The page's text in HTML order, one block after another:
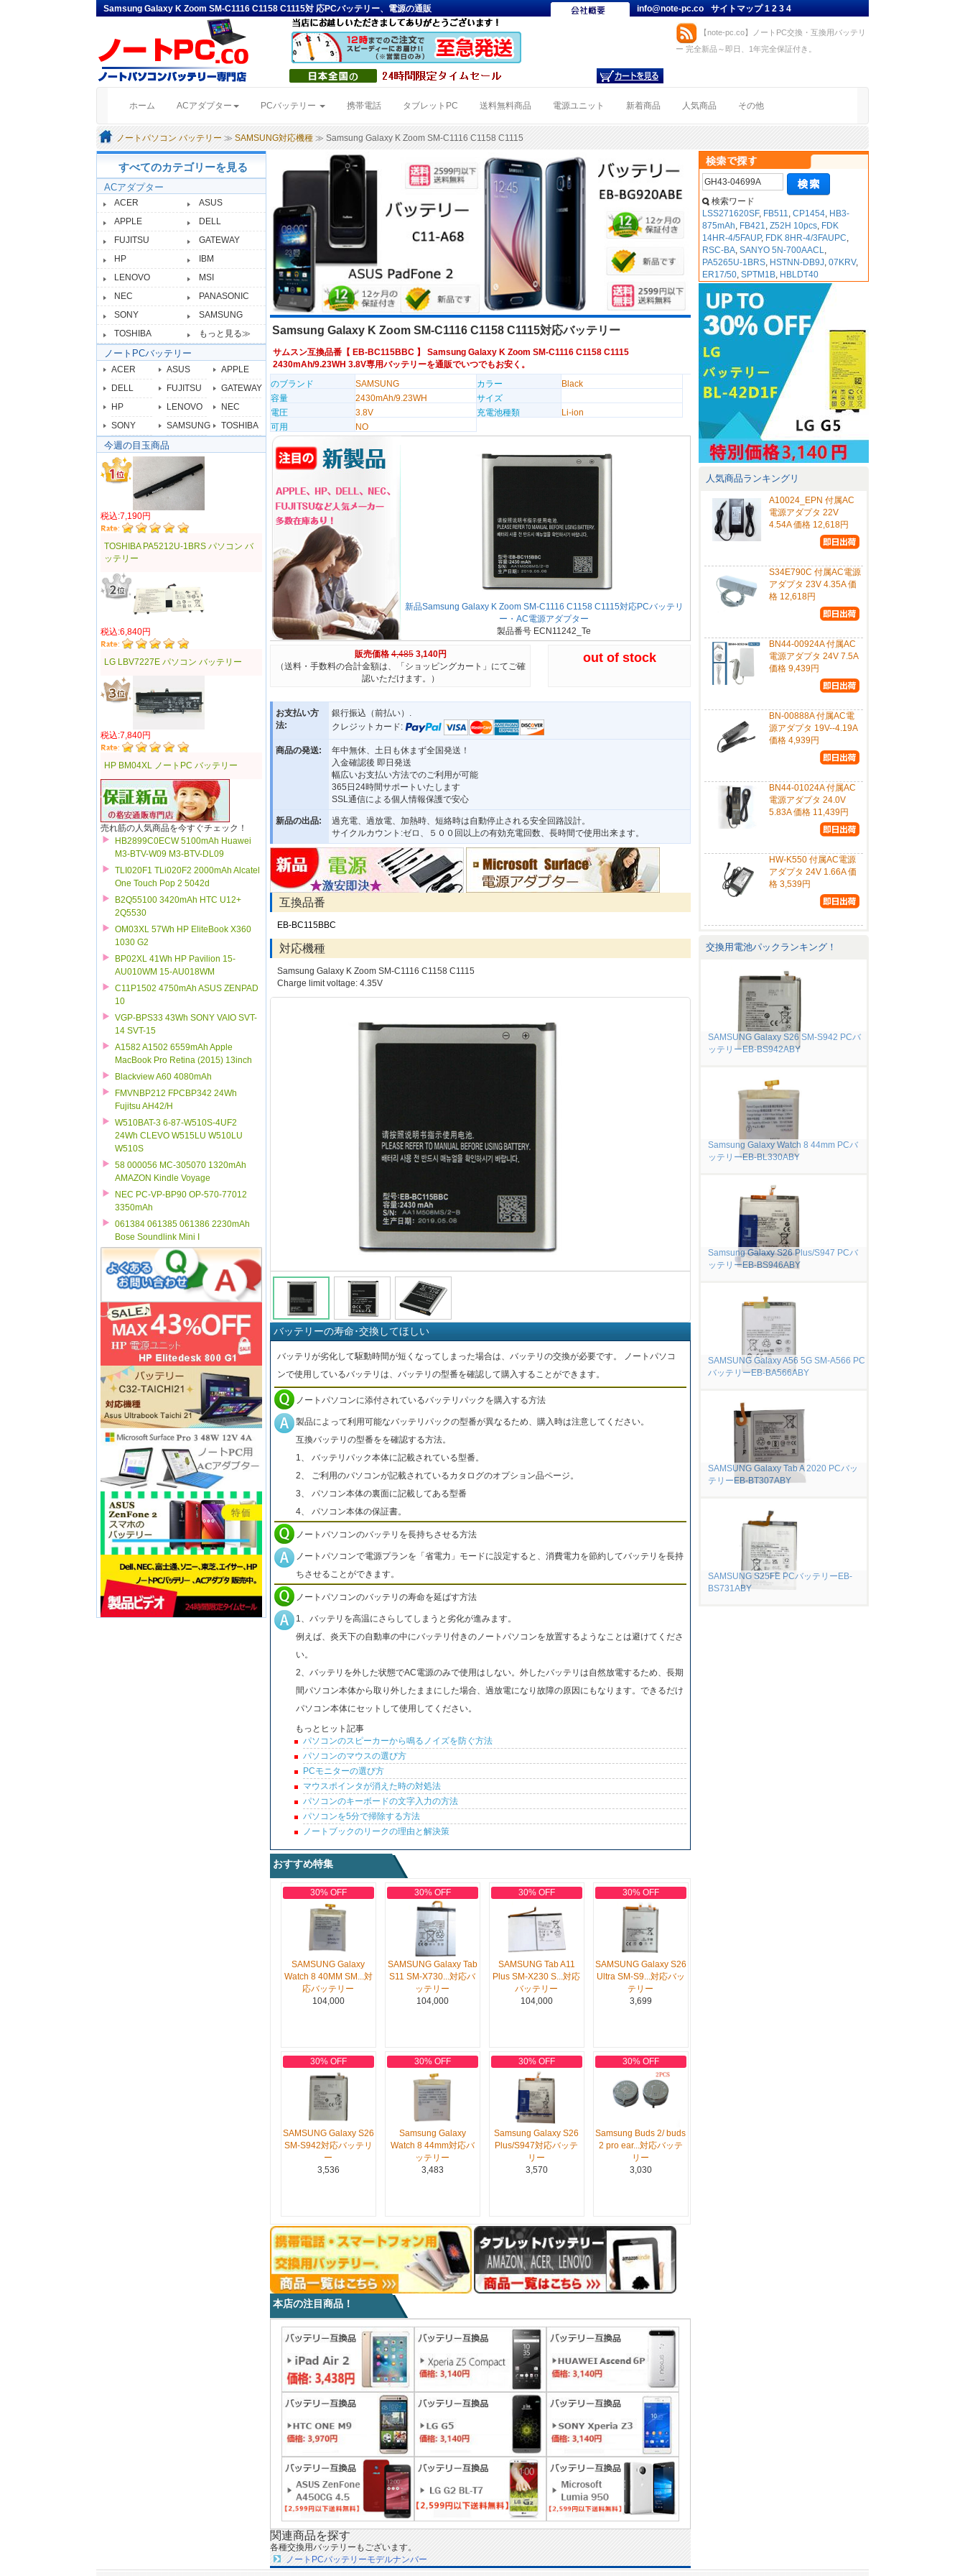
Samsung Galaxy K Zoom SM-C1116 C1158 C1115対 応PCバッテリー、電源の通販 info@note-pc.co サイトマップ1234
【note-pc.co】ノートPC交換・互換用バッテリ
ー 完全新品～即日、1年完全保証付き。
ホーム (current)ACアダプター PCバッテリー 携帯電話 タブレットPC 送料無料商品 電源ユニット 新着商品 人気商品 その他
ノートパソコン バッテリー ≫SAMSUNG対応機種 ≫ Samsung Galaxy K Zoom SM-C1116 C1158 C1115
すべてのカテゴリーを見る
ACアダプター
ACER
ASUS
APPLE
DELL
FUJITSU
GATEWAY
HP
IBM
LENOVO
MSI
NEC
PANASONIC
SONY
SAMSUNG
TOSHIBA
もっと見る≫
ノートPCバッテリー
ACER ASUS
APPLE
DELL
FUJITSU
GATEWAY
HP
LENOVO
NEC
SONY
SAMSUNG TOSHIBA
今週の目玉商品
税込:7,190円
TOSHIBA PA5212U-1BRS パソコン バ
ッテリー
税込:6,840円
LG LBV7227E パソコン バッテリー
税込:7,840円
HP BM04XL ノートPC バッテリー
売れ筋の人気商品を今すぐチェック！
HB2899C0ECW 5100mAh Huawei
M3-BTV-W09 M3-BTV-DL09
TLI020F1 TLi020F2 2000mAh Alcatel
One Touch Pop 2 5042d
B2Q55100 3420mAh HTC U12+
2Q5530
OM03XL 57Wh HP EliteBook X360
1030 G2
BP02XL 41Wh HP Pavilion 15-
AU010WM 15-AU018WM
C11P1502 4750mAh ASUS ZENPAD
10
VGP-BPS33 43Wh SONY VAIO SVT-
14 SVT-15
A1582 A1502 6559mAh Apple
MacBook Pro Retina (2015) 13inch
Blackview A60 4080mAh
FMVNBP212 FPCBP342 24Wh
Fujitsu AH42/H
W510BAT-3 6-87-W510S-4UF2
24Wh CLEVO W515LU W510LU
W510S
58 000056 MC-305070 1320mAh
AMAZON Kindle Voyage
NEC PC-VP-BP90 OP-570-77012
3350mAh
061384 061385 061386 2230mAh
Bose Soundlink Mini I
Samsung Galaxy K Zoom SM-C1116 C1158 C1115対応バッテリー
サムスン互換品番【 EB-BC115BBC】 Samsung Galaxy K Zoom SM-C1116 C1158 C1115
2430mAh/9.23WH 3.8V専用バッテリーを通販でいつでもお安く。
のブランド
SAMSUNG カラー
Black
容量
2430mAh/9.23WH
サイズ
電圧
3.8V 充電池種類
Li-ion
可用
NO
新品Samsung Galaxy K Zoom SM-C1116 C1158 C1115対応PCバッテリ
ー・AC電源アダプター
製品番号 ECN11242_Te
販売価格 4,485 3,140円
（送料・手数料の合計金額は、「ショッピングカート」にてご確
認いただけます。）
out of stock
お支払い方
法:
銀行振込（前払い）.
クレジットカード:
商品の発送:
年中無休、土日も休まず全国発送！
入金確認後 即日発送
幅広いお支払い方法でのご利用が可能
365日24時間サポートいたします
SSL通信による個人情報保護で安心
新品の出品:
過充電、過放電、加熱時、短絡時は自動停止される安全回路設計。
サイクルカウント:ゼロ、５００回以上の有効充電回数、長時間で使用出来ます。
互換品番
EB-BC115BBC
対応機種
Samsung Galaxy K Zoom SM-C1116 C1158 C1115
Charge limit voltage: 4.35V
バッテリーの寿命･交換してほしい
バッテリが劣化して駆動時間が短くなってしまった場合は、バッテリの交換が必要です。 ノートパソコ
ンで使用しているバッテリは、バッテリの型番を確認して購入することができます。
ノートパソコンに添付されているバッテリパックを購入する方法
製品によって利用可能なバッテリパックの型番が異なるため、購入時は注意してください。
互換バッテリの型番をを確認する方法。
1、 バッテリパック本体に記載されている型番。
2、 ご利用のパソコンが記載されているカタログのオプション品ページ。
3、 パソコン本体の裏面に記載してある型番
4、 パソコン本体の保証書。
ノートパソコンのバッテリを長持ちさせる方法
ノートパソコンで電源プランを「省電力」モードに設定すると、消費電力を節約してバッテリを長持
ちさせることができます。
ノートパソコンのバッテリの寿命を延ばす方法
1、バッテリを高温にさらしてしまうと劣化が進みます。
例えば、炎天下の自動車の中にバッテリ付きのノートパソコンを放置するようなことは避けてくださ
い。
2、バッテリを外した状態でAC電源のみで使用はしない。外したバッテリは自然放電するため、長期
間パソコン本体から取り外したままにした場合、過放電になり故障の原因にもなります。できるだけ
パソコン本体にセットして使用してください。
もっとヒット記事
パソコンのスピーカーから鳴るノイズを防ぐ方法
パソコンのマウスの選び方
PCモニターの選び方
マウスポインタが消えた時の対処法
パソコンのキーボードの文字入力の方法
パソコンを5分で掃除する方法
ノートブックのリークの理由と解決策
おすすめ特集
30% OFF
SAMSUNG Galaxy
Watch 8 40MM SM...対
応バッテリー
104,000
30% OFF
SAMSUNG Galaxy Tab
S11 SM-X730...対応バ
ッテリー
104,000
30% OFF
SAMSUNG Tab A11
Plus SM-X230 S...対応
バッテリー
104,000
30% OFF
SAMSUNG Galaxy S26
Ultra SM-S9...対応バッ
テリー
3,699
30% OFF
SAMSUNG Galaxy S26
SM-S942対応バッテリ
ー
3,536
30% OFF
Samsung Galaxy
Watch 8 44mm対応バ
ッテリー
3,483
30% OFF
Samsung Galaxy S26
Plus/S947対応バッテ
リー
3,570
30% OFF
Samsung Buds 2/ buds
2 pro ear...対応バッテ
リー
3,030
本店の注目商品！
関連商品を探す
各種交換用バッテリーもございます。
ノートPCバッテリーモデルナンバー
検索ワード
LSS271620SF, FB511,CP1454, HB3-
875mAh, FB421,Z52H 10pcs, FDK
14HR-4/5FAUP, FDK 8HR-4/3FAUPC,
RSC-BA,SANYO 5N-700AACL,
PA5265U-1BRS, HSTNN-DB9J,07KRV,
ER17/50,SPTM1B, HBLDT40
人気商品ランキングリ
A10024_EPN 付属AC
電源アダプタ 22V
4.54A 価格 12,618円
S34E790C 付属AC電源
アダプタ 23V 4.35A 価
格 12,618円
BN44-00924A 付属AC
電源アダプタ 24V 7.5A
価格 9,439円
BN-00888A 付属AC電
源アダプタ 19V--4.19A
価格 4,939円
BN44-01024A 付属AC
電源アダプタ 24.0V
5.83A 価格 11,439円
HW-K550 付属AC電源
アダプタ 24V 1.66A 価
格 3,539円
交換用電池パックランキング！
SAMSUNG Galaxy S26 SM-S942 PCバ
ッテリーEB-BS942ABY
Samsung Galaxy Watch 8 44mm PCバ
ッテリーEB-BL330ABY
Samsung Galaxy S26 Plus/S947 PCバ
ッテリーEB-BS946ABY
SAMSUNG Galaxy A56 5G SM-A566 PC
バッテリーEB-BA566ABY
SAMSUNG Galaxy Tab A 2020 PCバッ
テリーEB-BT307ABY
SAMSUNG S25FE PCバッテリーEB-
BS731ABY